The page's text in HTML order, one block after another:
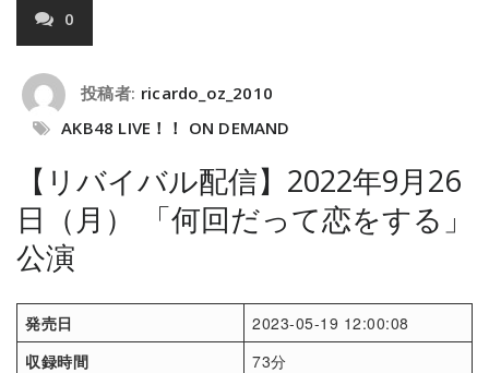
0
投稿者: ricardo_oz_2010
AKB48 LIVE！！ ON DEMAND
【リバイバル配信】2022年9月26
日（月） 「何回だって恋をする」
公演
発売日
2023-05-19 12:00:08
収録時間
73分